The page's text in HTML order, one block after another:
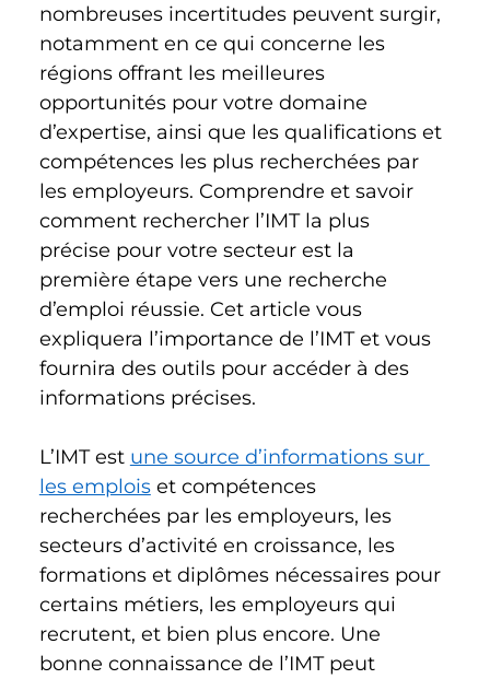
nombreuses incertitudes peuvent surgir,
notamment en ce qui concerne les
régions offrant les meilleures
opportunités pour votre domaine
d’expertise, ainsi que les qualifications et
compétences les plus recherchées par
les employeurs. Comprendre et savoir
comment rechercher l’IMT la plus
précise pour votre secteur est la
première étape vers une recherche
d’emploi réussie. Cet article vous
expliquera l’importance de l’IMT et vous
fournira des outils pour accéder à des
informations précises.
L’IMT est une source d’informations sur
les emplois et compétences
recherchées par les employeurs, les
secteurs d’activité en croissance, les
formations et diplômes nécessaires pour
certains métiers, les employeurs qui
recrutent, et bien plus encore. Une
bonne connaissance de l’IMT peut